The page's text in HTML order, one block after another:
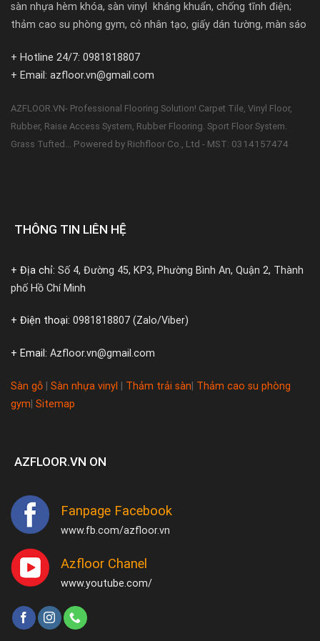
sàn nhựa hèm khóa, sàn vinyl kháng khuẩn, chống tĩnh điện;
thảm cao su phòng gym, cỏ nhân tạo, giấy dán tường, màn sáo
+ Hotline 24/7: 0981818807
+ Email: azfloor.vn@gmail.com
AZFLOOR.VN- Professional Flooring Solution! Carpet Tile, Vinyl Floor,
Rubber, Raise Access System, Rubber Flooring. Sport Floor System.
Grass Tufted... Powered by Richfloor Co., Ltd - MST: 0314157474
THÔNG TIN LIÊN HỆ
+ Địa chỉ: Số 4, Đường 45, KP3, Phường Bình An, Quận 2, Thành
phố Hồ Chí Minh
+ Điện thoại: 0981818807 (Zalo/Viber)
+ Email: Azfloor.vn@gmail.com
Sàn gỗ Sàn nhựa vinyl Thảm trải sàn Thảm cao su phòng
gym Sitemap
AZFLOOR.VN ON
Fanpage Facebook
www.fb.com/azfloor.vn
Azfloor Chanel
www.youtube.com/